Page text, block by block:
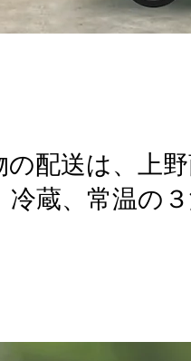
の配送は、上
冷蔵、常温の